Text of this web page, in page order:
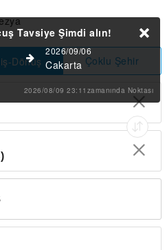
Dönüş Çoklu Şehir
Tavsiye Şimdi alın!
2026/09/06
Cakarta
2026/08/09 23:11zamanında Noktası